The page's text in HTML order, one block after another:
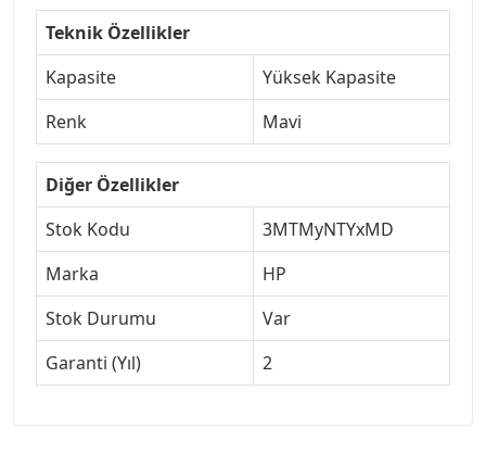
Teknik Özellikler
Kapasite
Yüksek Kapasite
Renk
Mavi
Diğer Özellikler
Stok Kodu
3MTMyNTYxMD
Marka
HP
Stok Durumu
Var
Garanti (Yıl)
2